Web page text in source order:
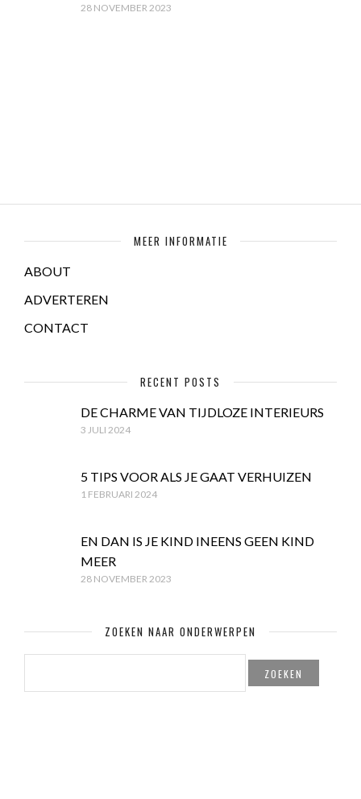
28 NOVEMBER 2023
MEER INFORMATIE
ABOUT
ADVERTEREN
CONTACT
RECENT POSTS
DE CHARME VAN TIJDLOZE INTERIEURS
3 JULI 2024
5 TIPS VOOR ALS JE GAAT VERHUIZEN
1 FEBRUARI 2024
EN DAN IS JE KIND INEENS GEEN KIND
MEER
28 NOVEMBER 2023
ZOEKEN NAAR ONDERWERPEN
ZOEKEN